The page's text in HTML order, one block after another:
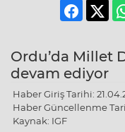
Ordu’da Millet
devam ediyor
Haber Giriş Tarihi:
Haber Güncellenme
Kaynak: IGF